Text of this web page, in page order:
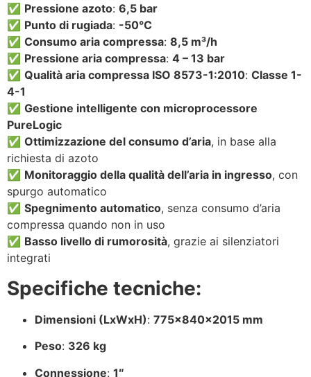
✅ Pressione azoto: 6,5 bar
✅ Punto di rugiada: -50°C
✅ Consumo aria compressa: 8,5 m³/h
✅ Pressione aria compressa: 4 – 13 bar
✅ Qualità aria compressa ISO 8573-1:2010: Classe 1-
4-1
✅ Gestione intelligente con microprocessore
PureLogic
✅ Ottimizzazione del consumo d’aria, in base alla
richiesta di azoto
✅ Monitoraggio della qualità dell’aria in ingresso, con
spurgo automatico
✅ Spegnimento automatico, senza consumo d’aria
compressa quando non in uso
✅ Basso livello di rumorosità, grazie ai silenziatori
integrati
Specifiche tecniche:
Dimensioni (LxWxH): 775x840x2015 mm
Peso: 326 kg
Connessione: 1″